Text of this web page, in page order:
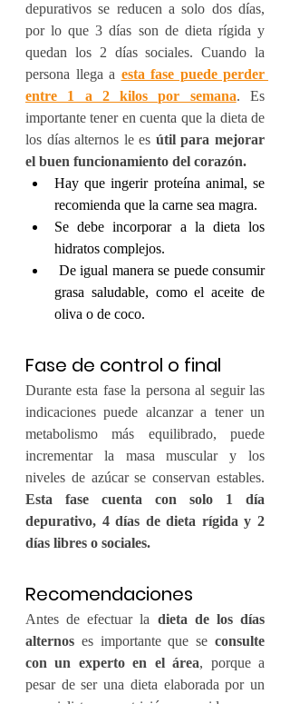
depurativos se reducen a solo dos días,
por lo que 3 días son de dieta rígida y
quedan los 2 días sociales. Cuando la
persona llega a esta fase puede perder
entre 1 a 2 kilos por semana. Es
importante tener en cuenta que la dieta de
los días alternos le es útil para mejorar
el buen funcionamiento del corazón.
Hay que ingerir proteína animal, se
recomienda que la carne sea magra.
Se debe incorporar a la dieta los
hidratos complejos.
grasa saludable, como el aceite de
oliva o de coco.
Fase de control o final
Durante esta fase la persona al seguir las
indicaciones puede alcanzar a tener un
metabolismo más equilibrado, puede
incrementar la masa muscular y los
Esta fase cuenta con solo 1 día
depurativo, 4 días de dieta rígida y 2
días libres o sociales.
Recomendaciones
Antes de efectuar la dieta de los días
alternos es importante que se consulte
con un experto en el área, porque a
pesar de ser una dieta elaborada por un